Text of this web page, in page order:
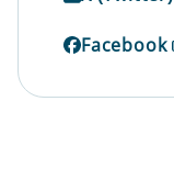
Facebook